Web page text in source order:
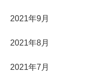
2021年9月
2021年8月
2021年7月